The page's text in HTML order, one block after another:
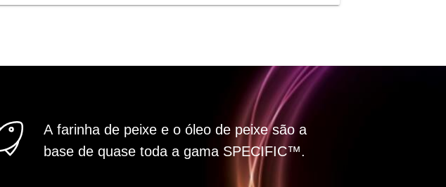
A farinha de peixe e o óleo de peixe são a
base de quase toda a gama SPECIFIC™.